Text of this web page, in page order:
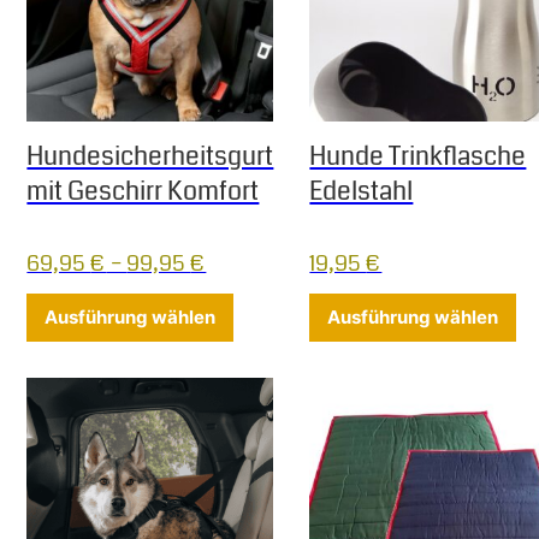
Hundesicherheitsgurt
mit Geschirr Komfort
69,95€ –99,95€
Ausführung wählen Dieses Produkt weist mehrere
Hunde Trinkflasche
Edelstahl
19,95€
Ausführung wählen